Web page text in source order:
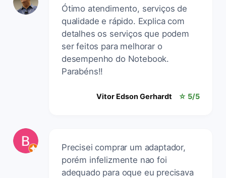
Ótimo atendimento, serviços de
qualidade e rápido. Explica com
detalhes os serviços que podem
ser feitos para melhorar o
desempenho do Notebook.
Parabéns!!
Vitor Edson Gerhardt ☆ 5/5
Precisei comprar um adaptador,
porém infelizmente nao foi
adequado para oque eu precisava